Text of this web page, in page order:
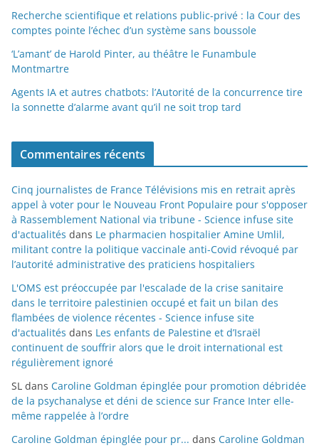
Recherche scientifique et relations public-privé : la Cour des
comptes pointe l’échec d’un système sans boussole
‘L’amant’ de Harold Pinter, au théâtre le Funambule
Montmartre
Agents IA et autres chatbots: l’Autorité de la concurrence tire
la sonnette d’alarme avant qu’il ne soit trop tard
Commentaires récents
Cinq journalistes de France Télévisions mis en retrait après
appel à voter pour le Nouveau Front Populaire pour s'opposer
à Rassemblement National via tribune - Science infuse site
d'actualités dans Le pharmacien hospitalier Amine Umlil,
militant contre la politique vaccinale anti-Covid révoqué par
l’autorité administrative des praticiens hospitaliers
L'OMS est préoccupée par l'escalade de la crise sanitaire
dans le territoire palestinien occupé et fait un bilan des
flambées de violence récentes - Science infuse site
d'actualités dans Les enfants de Palestine et d’Israël
continuent de souffrir alors que le droit international est
régulièrement ignoré
SL dans Caroline Goldman épinglée pour promotion débridée
de la psychanalyse et déni de science sur France Inter elle-
même rappelée à l’ordre
Caroline Goldman épinglée pour pr... dans Caroline Goldman